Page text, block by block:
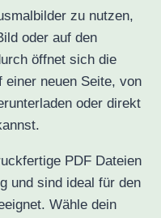
zu nutzen,
oder auf den
öffnet sich die
einer neuen Seite, von
oder direkt
PDF Dateien
und sind ideal für den
Wähle dein